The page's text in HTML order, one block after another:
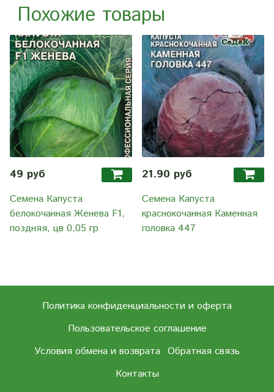
Похожие товары
49 руб
Семена Капуста
белокочанная Женева F1,
поздняя, цв 0,05 гр
21.90 руб
Семена Капуста
краснокочанная Каменная
головка 447
Политика конфиденциальности и оферта
Пользовательское соглашение
Условия обмена и возврата Обратная связь
Контакты